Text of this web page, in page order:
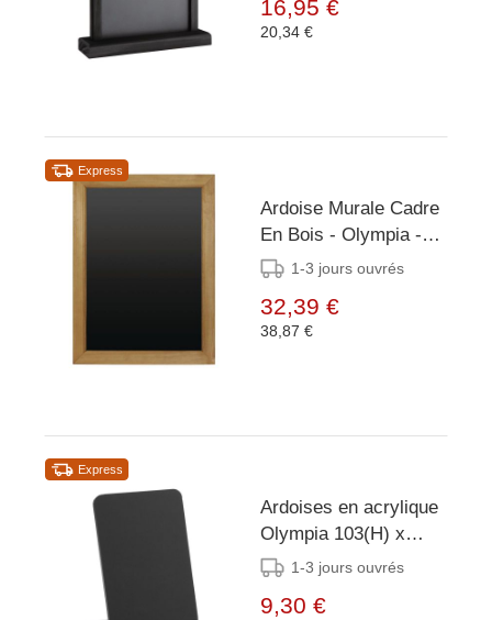
16,95 €
20,34 €
Express
Ardoise Murale Cadre
En Bois - Olympia -
450(L)x600(H)mm
1-3 jours ouvrés
32,39 €
38,87 €
Express
Ardoises en acrylique
Olympia 103(H) x
76(L)mm (lot de 4)
1-3 jours ouvrés
9,30 €